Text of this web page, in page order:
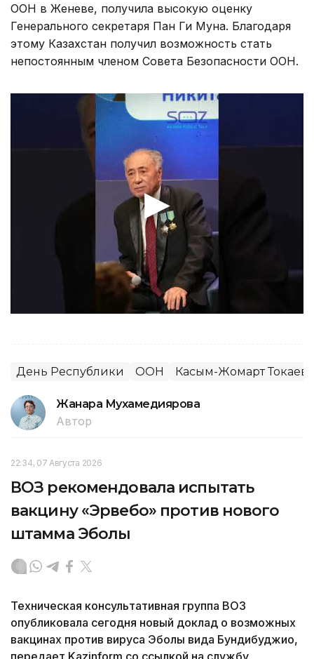
ООН в Женеве, получила высокую оценку
Генерального секретаря Пан Ги Муна. Благодаря
этому Казахстан получил возможность стать
непостоянным членом Совета Безопасности ООН.
День Республики ООН Касым-Жомарт Токаев
Жанара Мухамедиярова
Автор
22:34, 07 Августа 2026
ВОЗ рекомендовала испытать
вакцину «Эрвебо» против нового
штамма Эболы
Техническая консультативная группа ВОЗ
опубликовала сегодня новый доклад о возможных
вакцинах против вируса Эболы вида Бундибуджио,
передает Kazinform со ссылкой на службу